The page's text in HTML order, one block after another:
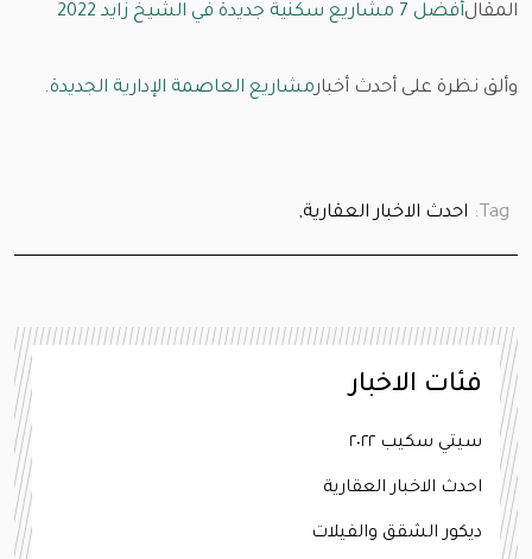
المقالأفضل 7 مشاريع سكنية جديدة في الشيخ زايد 2022
وألق نظرة على أحدث أخبارمشاريع العاصمة الإدارية الجديدة.
Tag: احدث الاخبار العقارية,
فئات الاخبار
سيتي سكيب ٢٠٢٢
احدث الاخبار العقارية
ديكور الشقق والفيلات